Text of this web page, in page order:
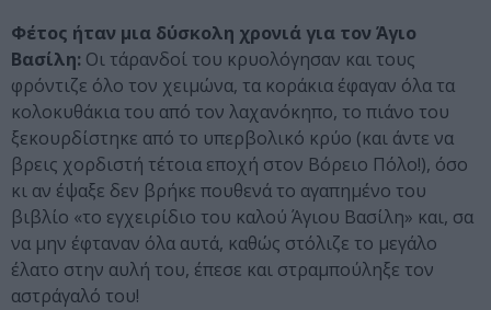
Φέτος ήταν μια δύσκολη χρονιά για τον Άγιο
Βασίλη: Οι τάρανδοί του κρυολόγησαν και τους
φρόντιζε όλο τον χειμώνα, τα κοράκια έφαγαν όλα τα
κολοκυθάκια του από τον λαχανόκηπο, το πιάνο του
ξεκουρδίστηκε από το υπερβολικό κρύο (και άντε να
βρεις χορδιστή τέτοια εποχή στον Βόρειο Πόλο!), όσο
κι αν έψαξε δεν βρήκε πουθενά το αγαπημένο του
βιβλίο «το εγχειρίδιο του καλού Άγιου Βασίλη» και, σα
να μην έφταναν όλα αυτά, καθώς στόλιζε το μεγάλο
έλατο στην αυλή του, έπεσε και στραμπούληξε τον
αστράγαλό του!